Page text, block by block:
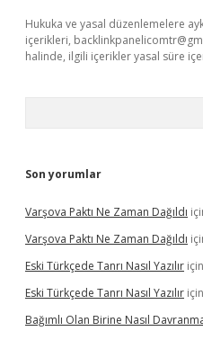
Hukuka ve yasal düzenlemelere
içerikleri,
halinde, ilgili içerikler yasal süre
Son yorumlar
Varşova Paktı Ne Zaman Dağıldı
Varşova Paktı Ne Zaman Dağıldı
Eski Türkçede Tanrı Nasıl Yazılır için
Eski Türkçede Tanrı Nasıl Yazılır için
Bağımlı Olan Birine Nasıl